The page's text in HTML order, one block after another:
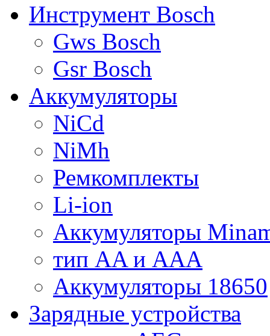
Инструмент Bosch
Gws Bosch
Gsr Bosch
Аккумуляторы
NiCd
NiMh
Ремкомплекты
Li-ion
Аккумуляторы
тип AA и AAA
Аккумуляторы 18650
Зарядные устройства